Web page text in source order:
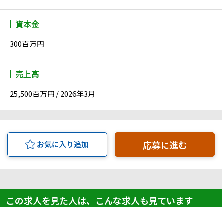
資本金
300百万円
売上高
25,500百万円 / 2026年3月
お気に入り追加 応募に進む
この求人を見た人は、こんな求人も見ています